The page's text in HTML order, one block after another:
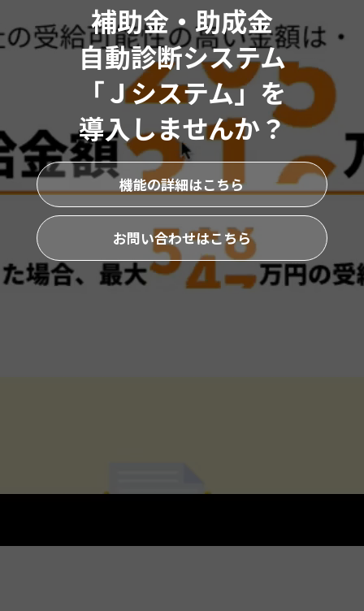
補助金・助成金
自動診断システム
「Ｊシステム」を
導入しませんか？
機能の詳細はこちら
お問い合わせはこちら